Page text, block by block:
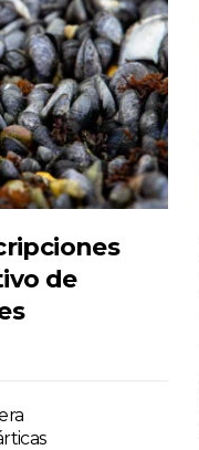
de